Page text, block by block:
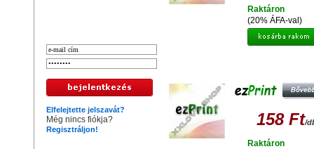
Elfelejtette jelszavát?
Még nincs fiókja?
Regisztráljon!
(20% ÁFA-val)
Raktáron
158 Ft/
Raktáron